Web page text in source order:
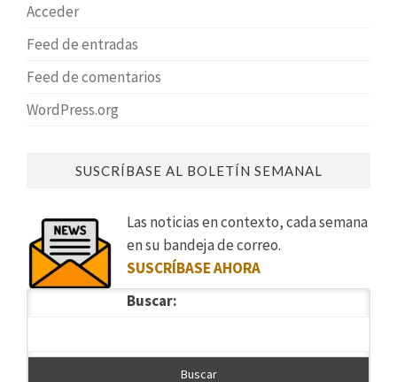
Acceder
Feed de entradas
Feed de comentarios
WordPress.org
SUSCRÍBASE AL BOLETÍN SEMANAL
Las noticias en contexto, cada semana
en su bandeja de correo.
SUSCRÍBASE AHORA
Buscar: